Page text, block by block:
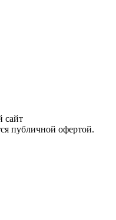
сайт
публичной офертой.